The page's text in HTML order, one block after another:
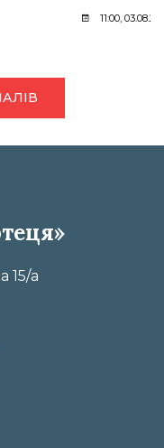
11:00,
15/а